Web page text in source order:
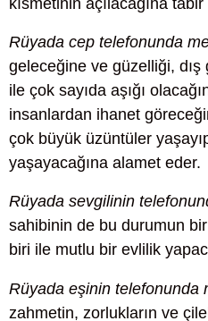
Rüyada cep telefonunda
geleceğine ve güzelliği,
ile çok sayıda aşığı
insanlardan ihanet
çok büyük üzüntüler
yaşayacağına alamet eder.
Rüyada sevgilinin
sahibinin de bu durumun bir
biri ile mutlu bir evlilik
Rüyada eşinin telefonunda
zahmetin, zorlukların ve